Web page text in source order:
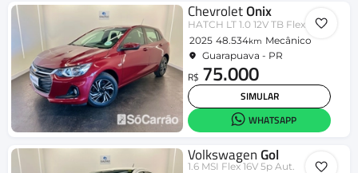
ChevroletOnix
HATCH LT 1.0 12V TB Flex 5p Mec.
2025 48.534km Mecânico
Guarapuava - PR
R$ 75.000
SIMULAR
WHATSAPP
VolkswagenGol
1.6 MSI Flex 16V 5p Aut.